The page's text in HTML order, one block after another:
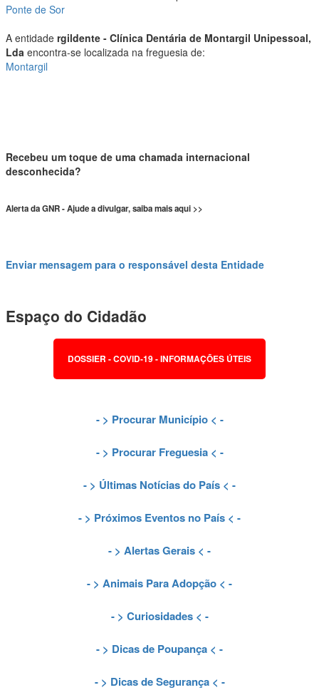
Ponte de Sor
A entidade rgildente - Clínica Dentária de Montargil Unipessoal,
Lda encontra-se localizada na freguesia de:
Montargil
Recebeu um toque de uma chamada internacional
desconhecida?
Alerta da GNR - Ajude a divulgar, saiba mais aqui >>
Enviar mensagem para o responsável desta Entidade
Espaço do Cidadão
DOSSIER - COVID-19 - INFORMAÇÕES ÚTEIS
- > Procurar Município< -
- > Procurar Freguesia< -
- > Últimas Notícias do País < -
- > Próximos Eventos no País < -
- > Alertas Gerais < -
- > Animais Para Adopção < -
- > Curiosidades< -
- > Dicas de Poupança < -
- > Dicas de Segurança< -